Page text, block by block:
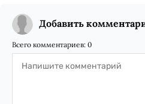
Добавить
Всего комментариев: 0